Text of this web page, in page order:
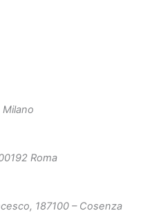
Milano
Roma
187100 – Cosenza
su tutto il territorio